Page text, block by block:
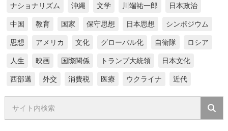
ナショナリズム 沖縄 文学 川端祐一郎 日本政治
中国 教育 国家 保守思想 日本思想 シンポジウム
思想 アメリカ 文化 グローバル化 自衛隊 ロシア
人生 映画 国際関係 トランプ大統領 日本文化
西部邁 外交 消費税 医療 ウクライナ 近代